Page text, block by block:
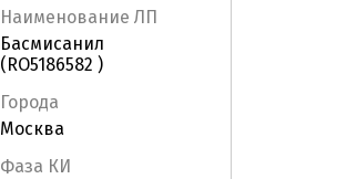
Наименование ЛП
Басмисанил
(RO5186582 )
Города
Москва
Фаза КИ